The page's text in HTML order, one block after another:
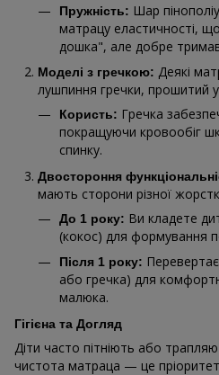
Пружність: Шар
матрацу еластичності,
дошка", але добре
Моделі з гречкою: Деякі
лушпиння гречки, прошитий у
Користь: Гречка
покращуючи кровообіг
спинку.
Двостороння
мають сторони різної
До 1 року: Ви кладете
(кокос) для формування
Після 1 року:
або гречка) для
малюка.
Гігієна та Догляд
Діти часто пітніють або
чистота матраца — це